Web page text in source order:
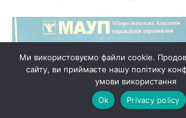
Ми використовуємо файли cookie.
сайту, ви приймаєте нашу політику
умови використання
Ok
Privacy policy